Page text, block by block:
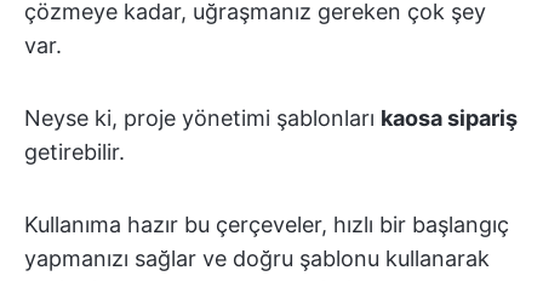
çözmeye kadar, uğraşmanız gereken çok şey
var.
Neyse ki, proje yönetimi şablonları kaosa sipariş
getirebilir.
Kullanıma hazır bu çerçeveler, hızlı bir başlangıç
yapmanızı sağlar ve doğru şablonu kullanarak